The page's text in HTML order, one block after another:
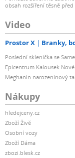
obsah rozšíření těsně
Video
Prostor X Branky,
Poslední sklenička se
Epicentrum Kalousek
Meghanin narozeninový
Nákupy
hledejceny.cz
Zboží Živě
Osobní vozy
Zboží Dáma
zbozi.blesk.cz